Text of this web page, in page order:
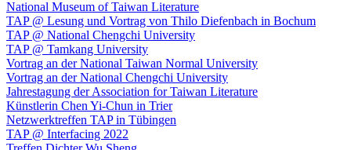
National Museum of Taiwan Literature
TAP @ Lesung und Vortrag von Thilo Diefenbach in Bochum
TAP @ National Chengchi University
TAP @ Tamkang University
Vortrag an der National Taiwan Normal University
Vortrag an der National Chengchi University
Jahrestagung der Association for Taiwan Literature
Künstlerin Chen Yi-Chun in Trier
Netzwerktreffen TAP in Tübingen
TAP @ Interfacing 2022